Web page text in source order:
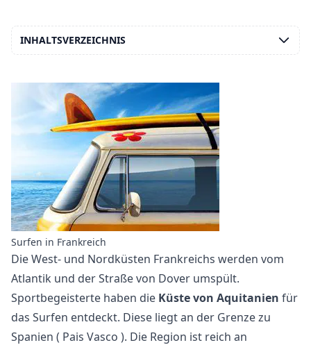
Surfen in Frankreich
Die West- und Nordküsten Frankreichs werden vom
Atlantik und der Straße von Dover umspült.
Sportbegeisterte haben die Küste von Aquitanien für
das Surfen entdeckt. Diese liegt an der Grenze zu
Spanien ( Pais Vasco ). Die Region ist reich an
INHALTSVERZEICHNIS